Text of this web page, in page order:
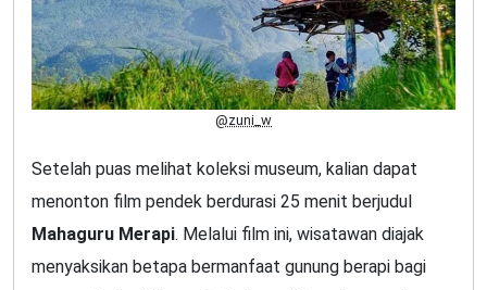
@zuni_w
Setelah puas melihat koleksi museum, kalian dapat
menonton film pendek berdurasi 25 menit berjudul
Mahaguru Merapi. Melalui film ini, wisatawan diajak
menyaksikan betapa bermanfaat gunung berapi bagi